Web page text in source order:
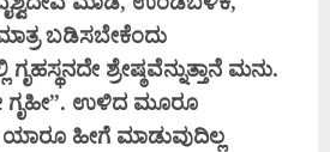
ಮಾತ್ರ ಬಡಿಸಬೇಕೆಂದು
ಶ್ರೇಷ್ಠವೆನ್ನುತ್ತಾನೆ ಮನು.
ಗೃಹೀ”. ಉಳಿದ ಮೂರೂ
ಯಾರೂ ಹೀಗೆ ಮಾಡುವುದಿಲ್ಲ